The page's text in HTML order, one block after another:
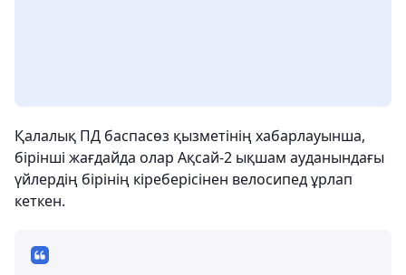
Қалалық ПД баспасөз қызметінің хабарлауынша,
бірінші жағдайда олар Ақсай-2 ықшам ауданындағы
үйлердің бірінің кіреберісінен велосипед ұрлап
кеткен.